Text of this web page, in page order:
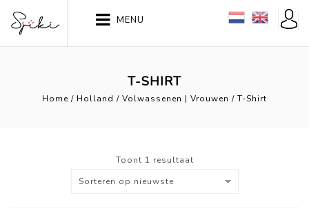
MENU
T-SHIRT
Home / Holland / Volwassenen | Vrouwen / T-Shirt
Toont 1 resultaat
Sorteren op nieuwste